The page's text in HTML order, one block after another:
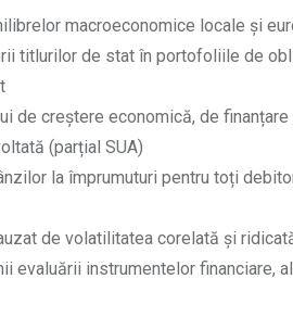
macroeconomice locale și
titlurilor de stat în portofoliile de
de creștere economică, de
(parțial SUA)
la împrumuturi pentru toți
de volatilitatea corelată și
evaluării instrumentelor financiare,